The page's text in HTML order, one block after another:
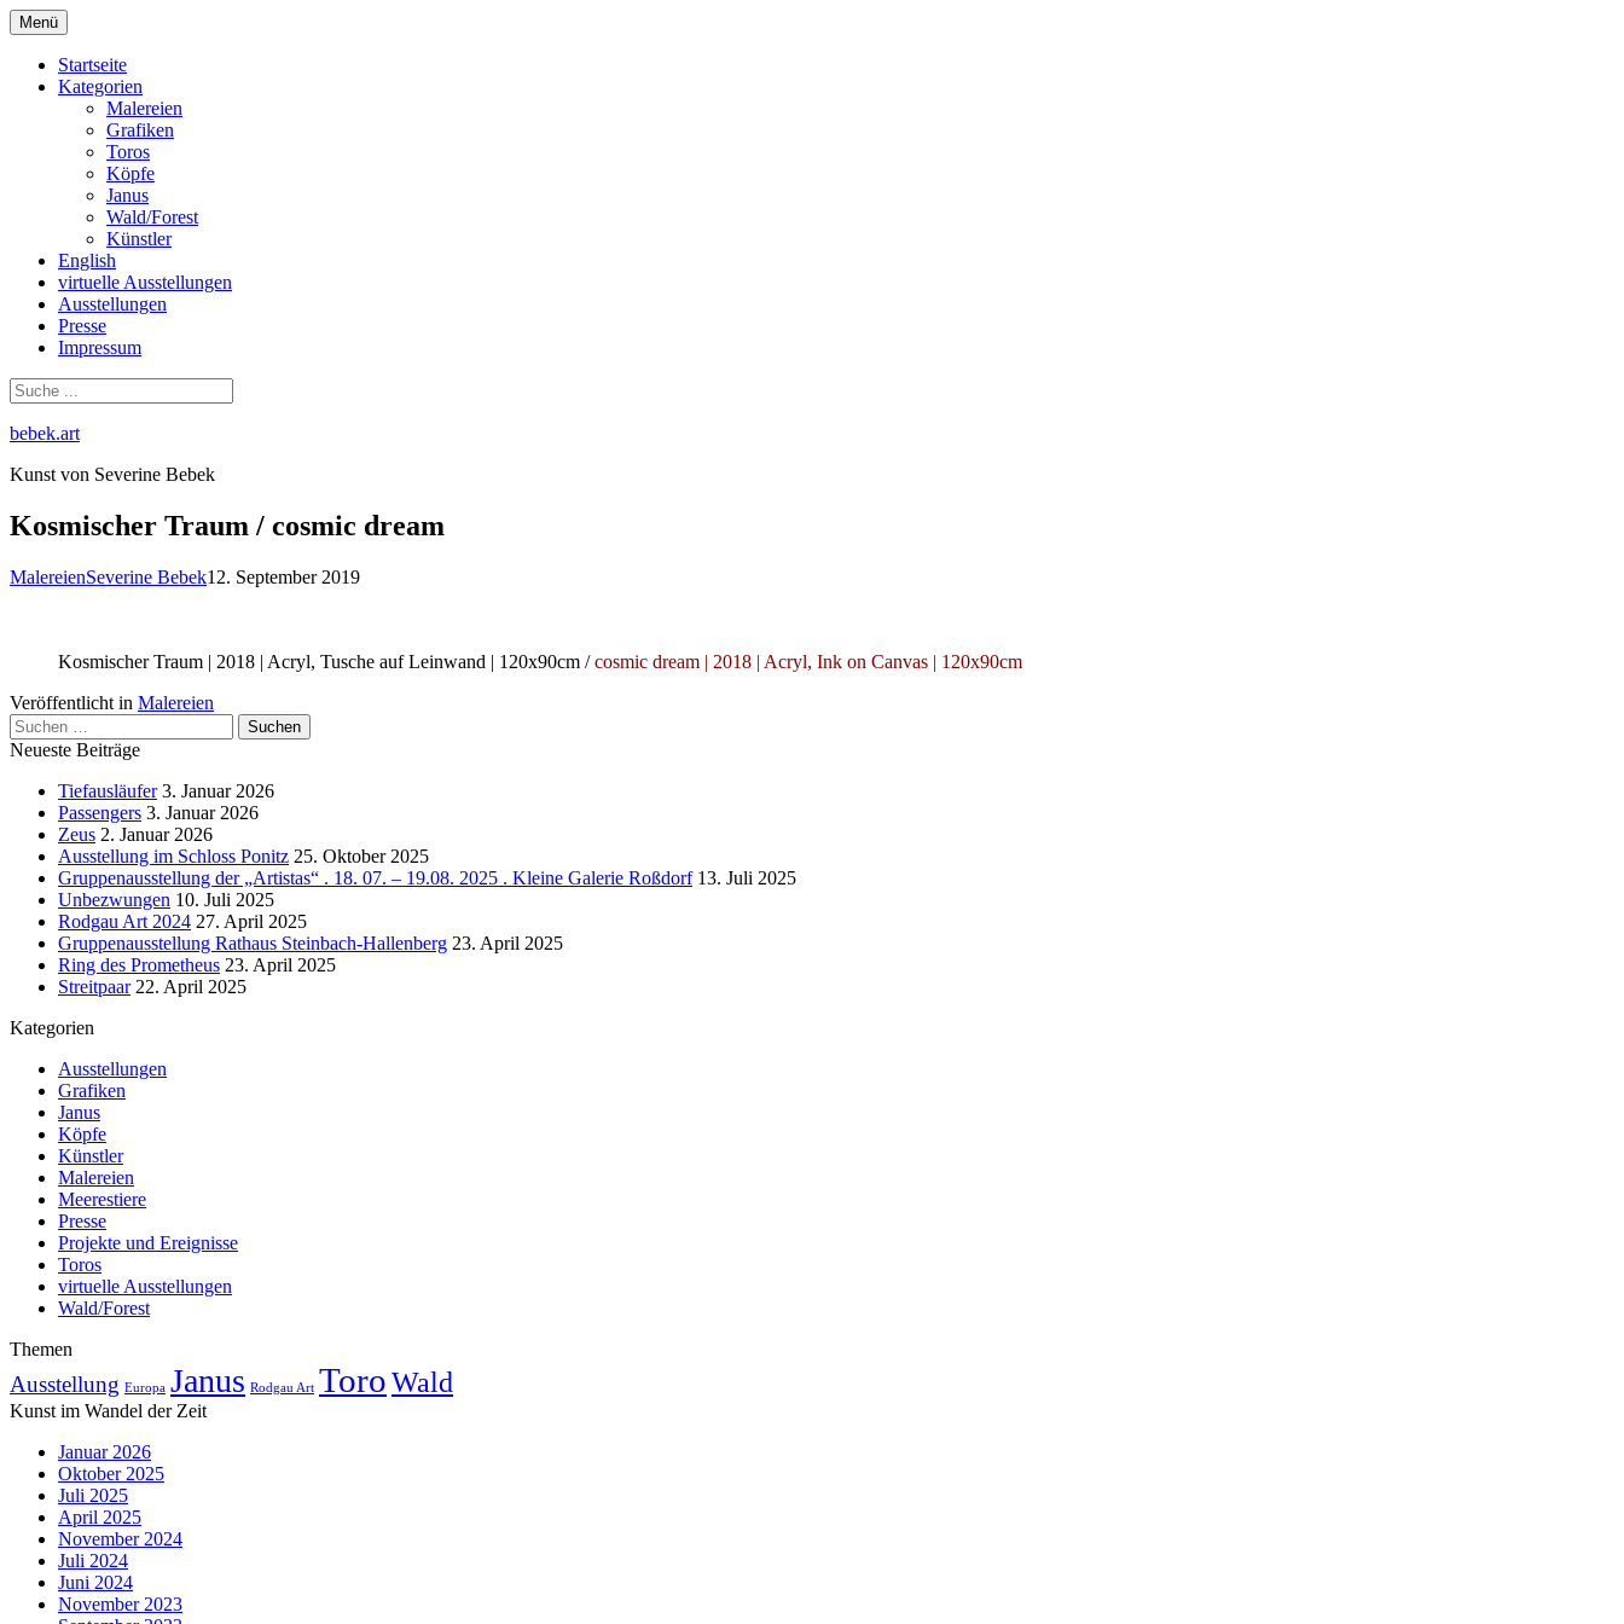
Zum
Inhalt
springen
Menü
Startseite
Kategorien
Malereien
Grafiken
Toros
Köpfe
Janus
Wald/Forest
Künstler
English
virtuelle Ausstellungen
Ausstellungen
Presse
Impressum
bebek.art
Kunst von Severine Bebek
Kosmischer Traum / cosmic dream
MalereienSeverine Bebek12. September 2019
Kosmischer Traum | 2018 | Acryl, Tusche auf Leinwand | 120x90cm /cosmic dream | 2018 | Acryl, Ink on Canvas | 120x90cm
Veröffentlicht in Malereien
Suchen
nach:
Neueste Beiträge
Tiefausläufer 3. Januar 2026
Passengers 3. Januar 2026
Zeus 2. Januar 2026
Ausstellung im Schloss Ponitz 25. Oktober 2025
Gruppenausstellung der „Artistas“ . 18. 07. – 19.08. 2025 . Kleine Galerie Roßdorf 13. Juli 2025
Unbezwungen 10. Juli 2025
Rodgau Art 2024 27. April 2025
Gruppenausstellung Rathaus Steinbach-Hallenberg 23. April 2025
Ring des Prometheus 23. April 2025
Streitpaar 22. April 2025
Kategorien
Ausstellungen
Grafiken
Janus
Köpfe
Künstler
Malereien
Meerestiere
Presse
Projekte und Ereignisse
Toros
virtuelle Ausstellungen
Wald/Forest
Themen
Ausstellung Europa Janus Rodgau Art ToroWald
Kunst im Wandel der Zeit
Januar 2026
Oktober 2025
Juli 2025
April 2025
November 2024
Juli 2024
Juni 2024
November 2023